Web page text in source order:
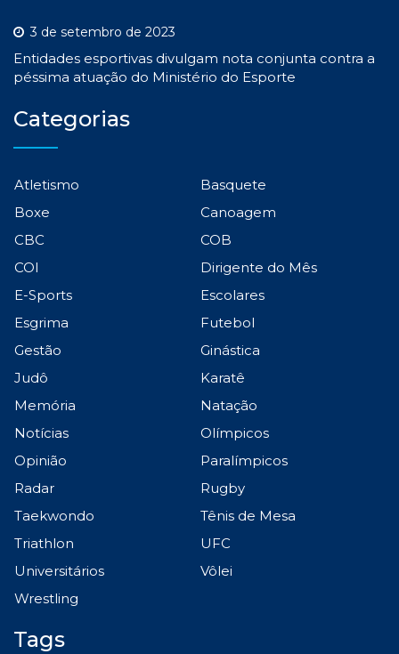
3 de setembro de 2023
Entidades esportivas divulgam nota conjunta contra a
péssima atuação do Ministério do Esporte
Categorias
Atletismo
Basquete
Boxe
Canoagem
CBC
COB
COI
Dirigente do Mês
E-Sports
Escolares
Esgrima
Futebol
Gestão
Ginástica
Judô
Karatê
Memória
Natação
Notícias
Olímpicos
Opinião
Paralímpicos
Radar
Rugby
Taekwondo
Tênis de Mesa
Triathlon
UFC
Universitários
Vôlei
Wrestling
Tags